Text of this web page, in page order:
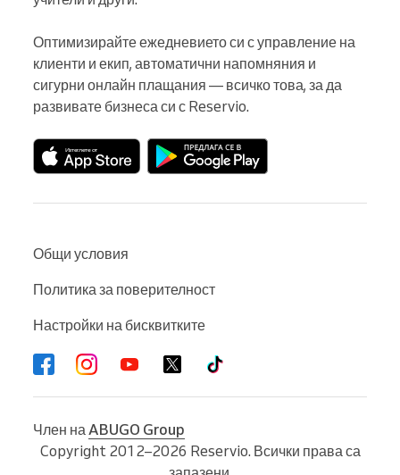
Оптимизирайте ежедневието си с управление на
клиенти и екип, автоматични напомняния и
сигурни онлайн плащания — всичко това, за да
развивате бизнеса си с Reservio.
Общи условия
Политика за поверителност
Настройки на бисквитките
Член на ABUGO Group
Copyright 2012–2026 Reservio. Всички права са